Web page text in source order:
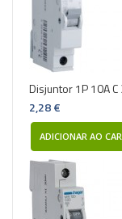
Disjuntor 1P 10A
2,28 €
ADICIONAR AO